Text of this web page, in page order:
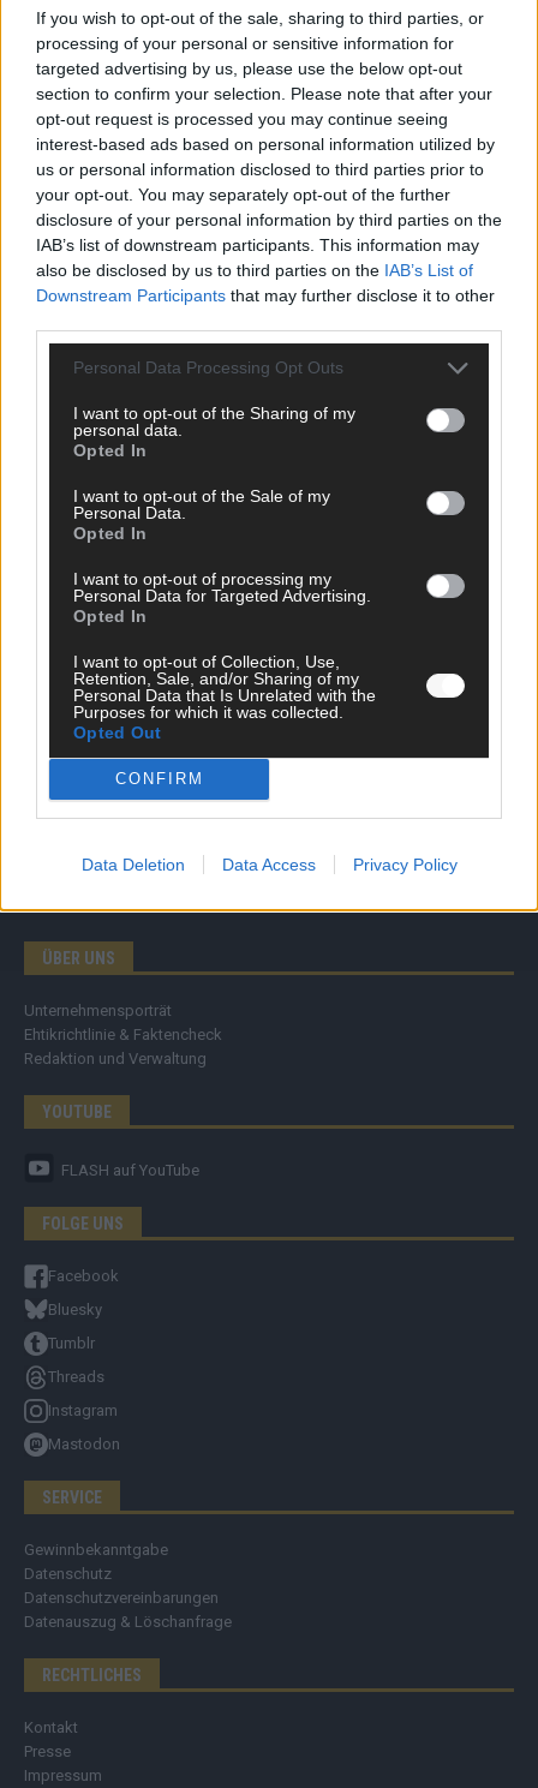
If you wish to opt-out of the sale, sharing to third parties, or
processing of your personal or sensitive information for
targeted advertising by us, please use the below opt-out
section to confirm your selection. Please note that after your
opt-out request is processed you may continue seeing
interest-based ads based on personal information utilized by
us or personal information disclosed to third parties prior to
your opt-out. You may separately opt-out of the further
disclosure of your personal information by third parties on the
IAB’s list of downstream participants. This information may
also be disclosed by us to third parties on the IAB’s List of
Downstream Participants that may further disclose it to other
Personal Data Processing Opt Outs
I want to opt-out of the Sharing of my
personal data.
Opted In
I want to opt-out of the Sale of my
Personal Data.
Opted In
I want to opt-out of processing my
Personal Data for Targeted Advertising.
Opted In
I want to opt-out of Collection, Use,
Retention, Sale, and/or Sharing of my
Personal Data that Is Unrelated with the
Purposes for which it was collected.
Opted Out
CONFIRM
Data Deletion Data Access Privacy Policy
ANZEIGE
SCHNELL ZUM RESSORT
Nachrichten
Ratgeber
Wissen
Kommentar
Streams & Storys
Eurovision
FLASH – DAS VIDEOPORTAL
ÜBER UNS
Unternehmensporträt
Ehtikrichtlinie & Faktencheck
Redaktion und Verwaltung
YOUTUBE
FLASH auf YouTube
FOLGE UNS
Facebook
Bluesky
Tumblr
Threads
Instagram
Mastodon
SERVICE
Gewinnbekanntgabe
Datenschutz
Datenschutzvereinbarungen
Datenauszug & Löschanfrage
RECHTLICHES
Kontakt
Presse
Impressum